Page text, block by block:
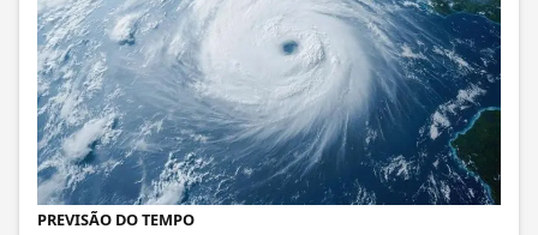
PREVISÃO DO TEMPO